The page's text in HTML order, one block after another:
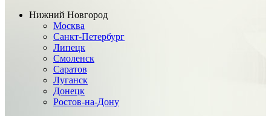
Нижний Новгород
Москва
Санкт-Петербург
Липецк
Смоленск
Саратов
Луганск
Донецк
Ростов-на-Дону